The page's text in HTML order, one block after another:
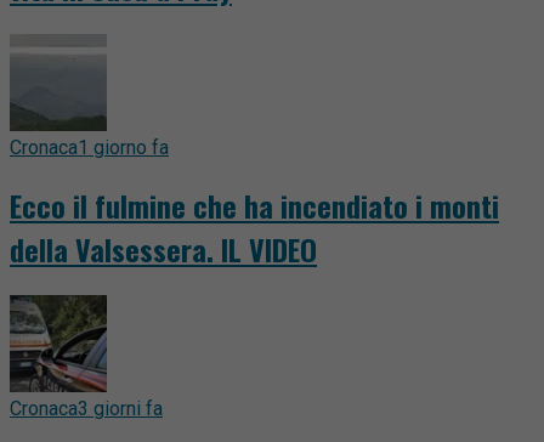
Cronaca1 giorno fa
Ecco il fulmine che ha incendiato i monti
della Valsessera. IL VIDEO
Cronaca3 giorni fa